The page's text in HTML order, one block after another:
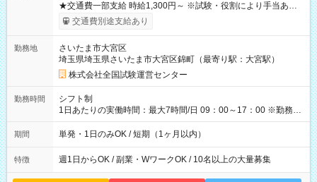
★交通費一部支給 時給1,300円～ ※試験・役割により手当あり
※勤務回数により昇給あり 【即給（前払い）オプションあ
り！】 希望される場合、勤務から1週間ほどで給与の一部を受け
例】 ・河合塾模擬試験 8:30～17:30（休憩1時間） 時給1,300円
×8時間＝日収10,400円＋交通費 ※当日の役割により時給＋100
円の場合あり ・国家試験 7:00～13:30（休憩なし） 時給1,300
円（役割手当＋100円）×6時間＝日収8,400円＋交通費 【試用期
間】試用期間なし
交通費別途支給あり
勤務地
さいたま市大宮区
埼玉県埼玉県さいたま市大宮区錦町（最寄り駅：大宮駅）
株式会社全国試験運営センター
勤務時間
シフト制
1日あたりの実働時間：最大7時間/日 09：00～17：00 ※勤務時
間は 試験により異なります。
期間 単発・1日のみOK / 短期（1ヶ月以内）
特徴 週1日からOK / 副業・WワークOK / 10名以上の大量募集